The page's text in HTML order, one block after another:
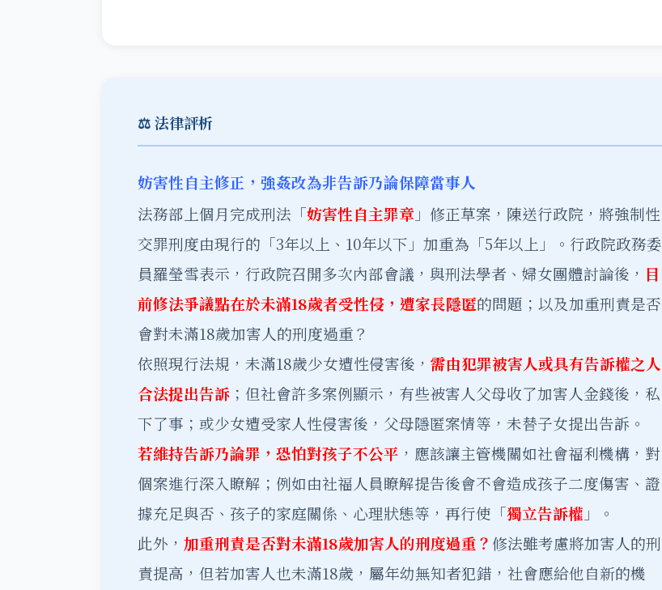
⚖️ 法律評析
妨害性自主修正，強姦改為非告訴乃論保障當事人
法務部上個月完成刑法「妨害性自主罪章 」修正草案，陳送行政院，將強制性
交罪刑度由現行的「3年以上、10年以下」加重為「5年以上」。行政院政務委
員羅瑩雪表示，行政院召開多次內部會議，與刑法學者、婦女團體討論後， 目
前修法爭議點在於未滿18歲者受性侵，遭家長隱匿的問題；以及加重刑責是否
會對未滿18歲加害人的刑度過重？
依照現行法規，未滿18歲少女遭性侵害後， 需由犯罪被害人或具有告訴權之人
合法提出告訴 ；但社會許多案例顯示，有些被害人父母收了加害人金錢後，私
下了事；或少女遭受家人性侵害後，父母隱匿案情等，未替子女提出告訴。
若維持告訴乃論罪，恐怕對孩子不公平 ，應該讓主管機關如社會福利機構，對
個案進行深入瞭解；例如由社福人員瞭解提告後會不會造成孩子二度傷害、證
據充足與否、孩子的家庭關係、心理狀態等，再行使「獨立告訴權 」。
此外， 加重刑責是否對未滿18歲加害人的刑度過重？ 修法雖考慮將加害人的刑
責提高，但若加害人也未滿18歲，屬年幼無知者犯錯，社會應給他自新的機